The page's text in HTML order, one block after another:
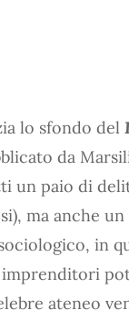
lo sfondo del
da
un paio di
ma anche
in
imprenditori
ateneo